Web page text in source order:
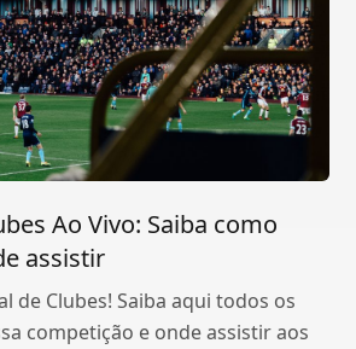
Ao Vivo: Saiba como
assistir
de Clubes! Saiba aqui todos os
competição e onde assistir aos